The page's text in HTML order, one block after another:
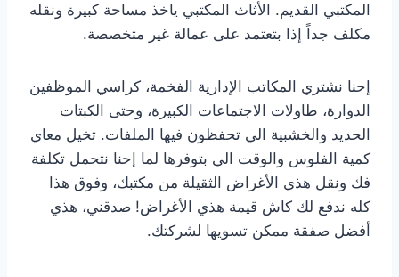
المكتبي القديم. الأثاث المكتبي ياخذ مساحة كبيرة ونقله
مكلف جداً إذا بتعتمد على عمالة غير متخصصة.
إحنا نشتري المكاتب الإدارية الفخمة، كراسي الموظفين
الدوارة، طاولات الاجتماعات الكبيرة، وحتى الكبتات
الحديد والخشبية الي تحفظون فيها الملفات. تخيل معاي
كمية الفلوس والوقت الي بتوفرها لما إحنا نتحمل تكلفة
فك ونقل هذي الأغراض الثقيلة من مكتبك، وفوق هذا
كله ندفع لك كاش قيمة هذي الأغراض! صدقني، هذي
أفضل صفقة ممكن تسويها لشركتك.